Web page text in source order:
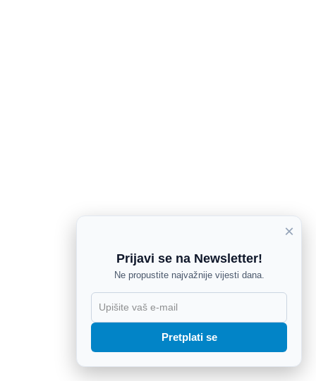
×
Prijavi se na Newsletter!
Ne propustite najvažnije vijesti dana.
Pretplati se